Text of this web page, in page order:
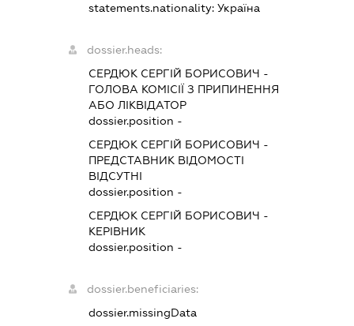
statements.nationality: Україна
dossier.heads:
СЕРДЮК СЕРГІЙ БОРИСОВИЧ -
ГОЛОВА КОМІСІЇ З ПРИПИНЕННЯ
АБО ЛІКВІДАТОР
dossier.position -
СЕРДЮК СЕРГІЙ БОРИСОВИЧ -
ПРЕДСТАВНИКВІДОМОСТІ
ВІДСУТНІ
dossier.position -
СЕРДЮК СЕРГІЙ БОРИСОВИЧ -
КЕРІВНИК
dossier.position -
dossier.beneficiaries:
dossier.missingData